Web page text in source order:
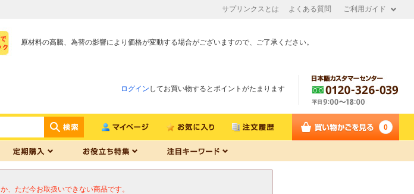
サプリンクスとは よくある質問 ご利用ガイド
原材料の高騰、為替の影響により価格が変動する場合がございますので、ご了承ください。
ログイン してお買い物するとポイントがたまります
0
、ただ今お取扱いできない商品です。